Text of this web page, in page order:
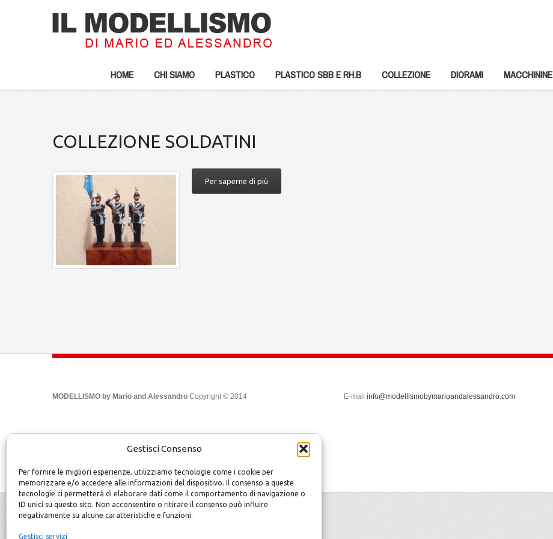
Gestisci Consenso
Per fornire le migliori esperienze, utilizziamo tecnologie come i cookie per
memorizzare e/o accedere alle informazioni del dispositivo. Il consenso a queste
tecnologie ci permetterà di elaborare dati come il comportamento di navigazione o
ID unici su questo sito. Non acconsentire o ritirare il consenso può influire
negativamente su alcune caratteristiche e funzioni.
Gestisci servizi
HOME CHI SIAMO PLASTICO PLASTICO SBB E RH.B COLLEZIONE DIORAMI MACCHININE
COLLEZIONE SOLDATINI
Per saperne di più
MODELLISMO by Mario and Alessandro Copyright © 2014 E-mail info@modellismobymarioandalessandro.com